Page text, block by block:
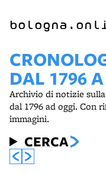
DAL 1796
Archivio di notizie
dal 1796 ad oggi. Con
immagini.
CERCA